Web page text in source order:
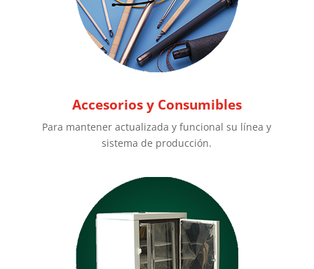
Accesorios y Consumibles
Para mantener actualizada y funcional su línea y
sistema de producción.